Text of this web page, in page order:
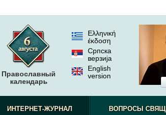
Православный
календарь
Ελληνική
έκδοση
Српска
верзиjа
English
version
ИНТЕРНЕТ-ЖУРНАЛ ВОПРОСЫ